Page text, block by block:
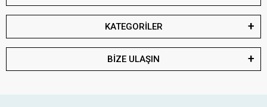
KATEGORİLER
BİZE ULAŞIN